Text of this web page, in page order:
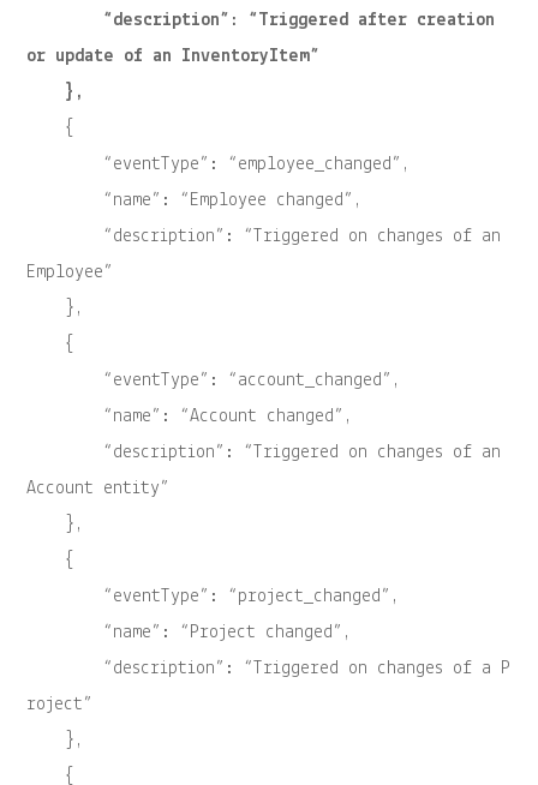
“description”: “Triggered after creation
or update of an InventoryItem”
},
{
“eventType”: “employee_changed”,
“name”: “Employee changed”,
“description”: “Triggered on changes of an
Employee”
},
{
“eventType”: “account_changed”,
“name”: “Account changed”,
“description”: “Triggered on changes of an
Account entity”
},
{
“eventType”: “project_changed”,
“name”: “Project changed”,
“description”: “Triggered on changes of a P
roject”
},
{